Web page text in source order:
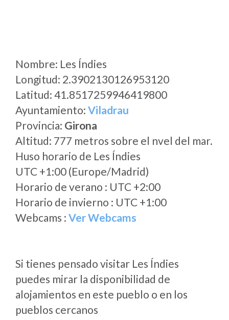
Nombre: Les Índies
Longitud: 2.3902130126953120
Latitud: 41.8517259946419800
Ayuntamiento: Viladrau
Provincia: Girona
Altitud: 777 metros sobre el nvel del mar.
Huso horario de Les Índies
UTC +1:00 (Europe/Madrid)
Horario de verano : UTC +2:00
Horario de invierno : UTC +1:00
Webcams : Ver Webcams
Si tienes pensado visitar Les Índies
puedes mirar la disponibilidad de
alojamientos en este pueblo o en los
pueblos cercanos